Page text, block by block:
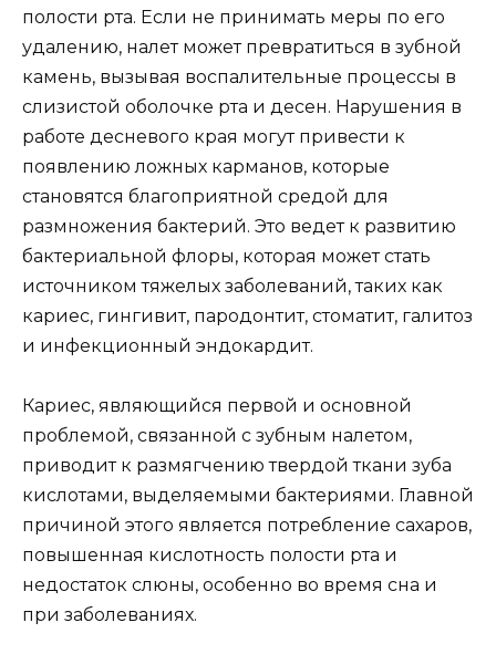
полости рта. Если не принимать меры по его
удалению, налет может превратиться в зубной
камень, вызывая воспалительные процессы в
слизистой оболочке рта и десен. Нарушения в
работе десневого края могут привести к
появлению ложных карманов, которые
становятся благоприятной средой для
размножения бактерий. Это ведет к развитию
бактериальной флоры, которая может стать
источником тяжелых заболеваний, таких как
кариес, гингивит, пародонтит, стоматит, галитоз
и инфекционный эндокардит.
Кариес, являющийся первой и основной
проблемой, связанной с зубным налетом,
приводит к размягчению твердой ткани зуба
кислотами, выделяемыми бактериями. Главной
причиной этого является потребление сахаров,
повышенная кислотность полости рта и
недостаток слюны, особенно во время сна и
при заболеваниях.